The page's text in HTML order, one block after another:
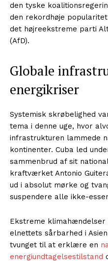
den tyske
den rekordhøje
det højreekstreme parti
(AfD).
Globale
energikriser
Systemisk skrøbelighed
tema i denne uge, hvor
infrastrukturen lammede
kontinenter. Cuba led
sammenbrud af sit
kraftværket Antonio
ud i absolut mørke og
suspendere alle ikke-
Ekstreme
elnettets sårbarhed i
tvunget til at erklære en
energiundtagelsestilstand